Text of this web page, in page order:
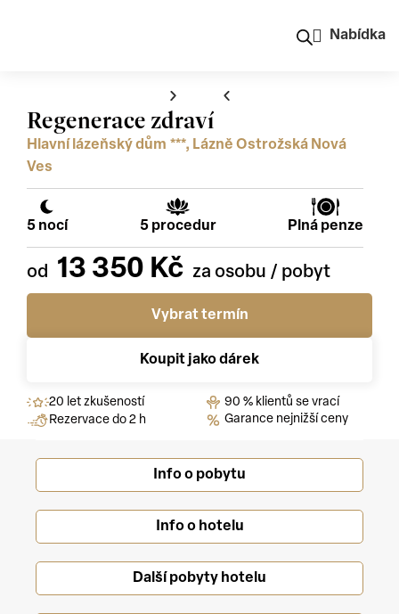
Nabídka
Regenerace zdraví
Hlavní lázeňský dům ***, Lázně Ostrožská Nová
Ves
5 nocí 5 procedur Plná penze
13 350 Kč
Vybrat termín
Koupit jako dárek
20 let zkušeností
Rezervace do 2 h
90 % klientů se vrací
Garance nejnižší ceny
Info o pobytu
Info o hotelu
Další pobyty hotelu